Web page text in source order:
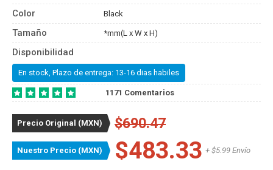
Color Black
Tamaño *mm(L x W x H)
Disponibilidad
En stock, Plazo de entrega: 13-16 dias habiles
1171 Comentarios
Precio Original (MXN) $690.47
Nuestro Precio (MXN) $483.33 + $5.99 Envío